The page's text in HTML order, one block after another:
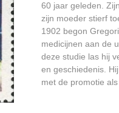
60 jaar geleden.
zijn moeder stierf
1902 begon
medicijnen aan de
deze studie las hij
en geschiedenis.
met de promotie